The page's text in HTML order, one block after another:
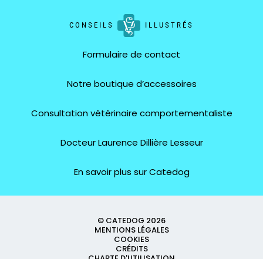
CONSEILS ILLUSTRÉS
Formulaire de contact
Notre boutique d’accessoires
Consultation vétérinaire comportementaliste
Docteur Laurence Dillière Lesseur
En savoir plus sur Catedog
© CATEDOG 2026
MENTIONS LÉGALES
COOKIES
CRÉDITS